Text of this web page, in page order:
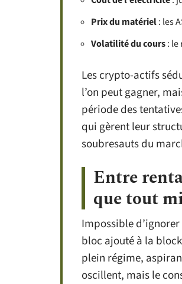
Prix du matériel: les
Volatilité du cours:
Les crypto-actifs
l’on peut gagner,
période des
qui gèrent leur
soubresauts du
Entre
que tout
Impossible
bloc ajouté à la
plein régime,
oscillent, mais le